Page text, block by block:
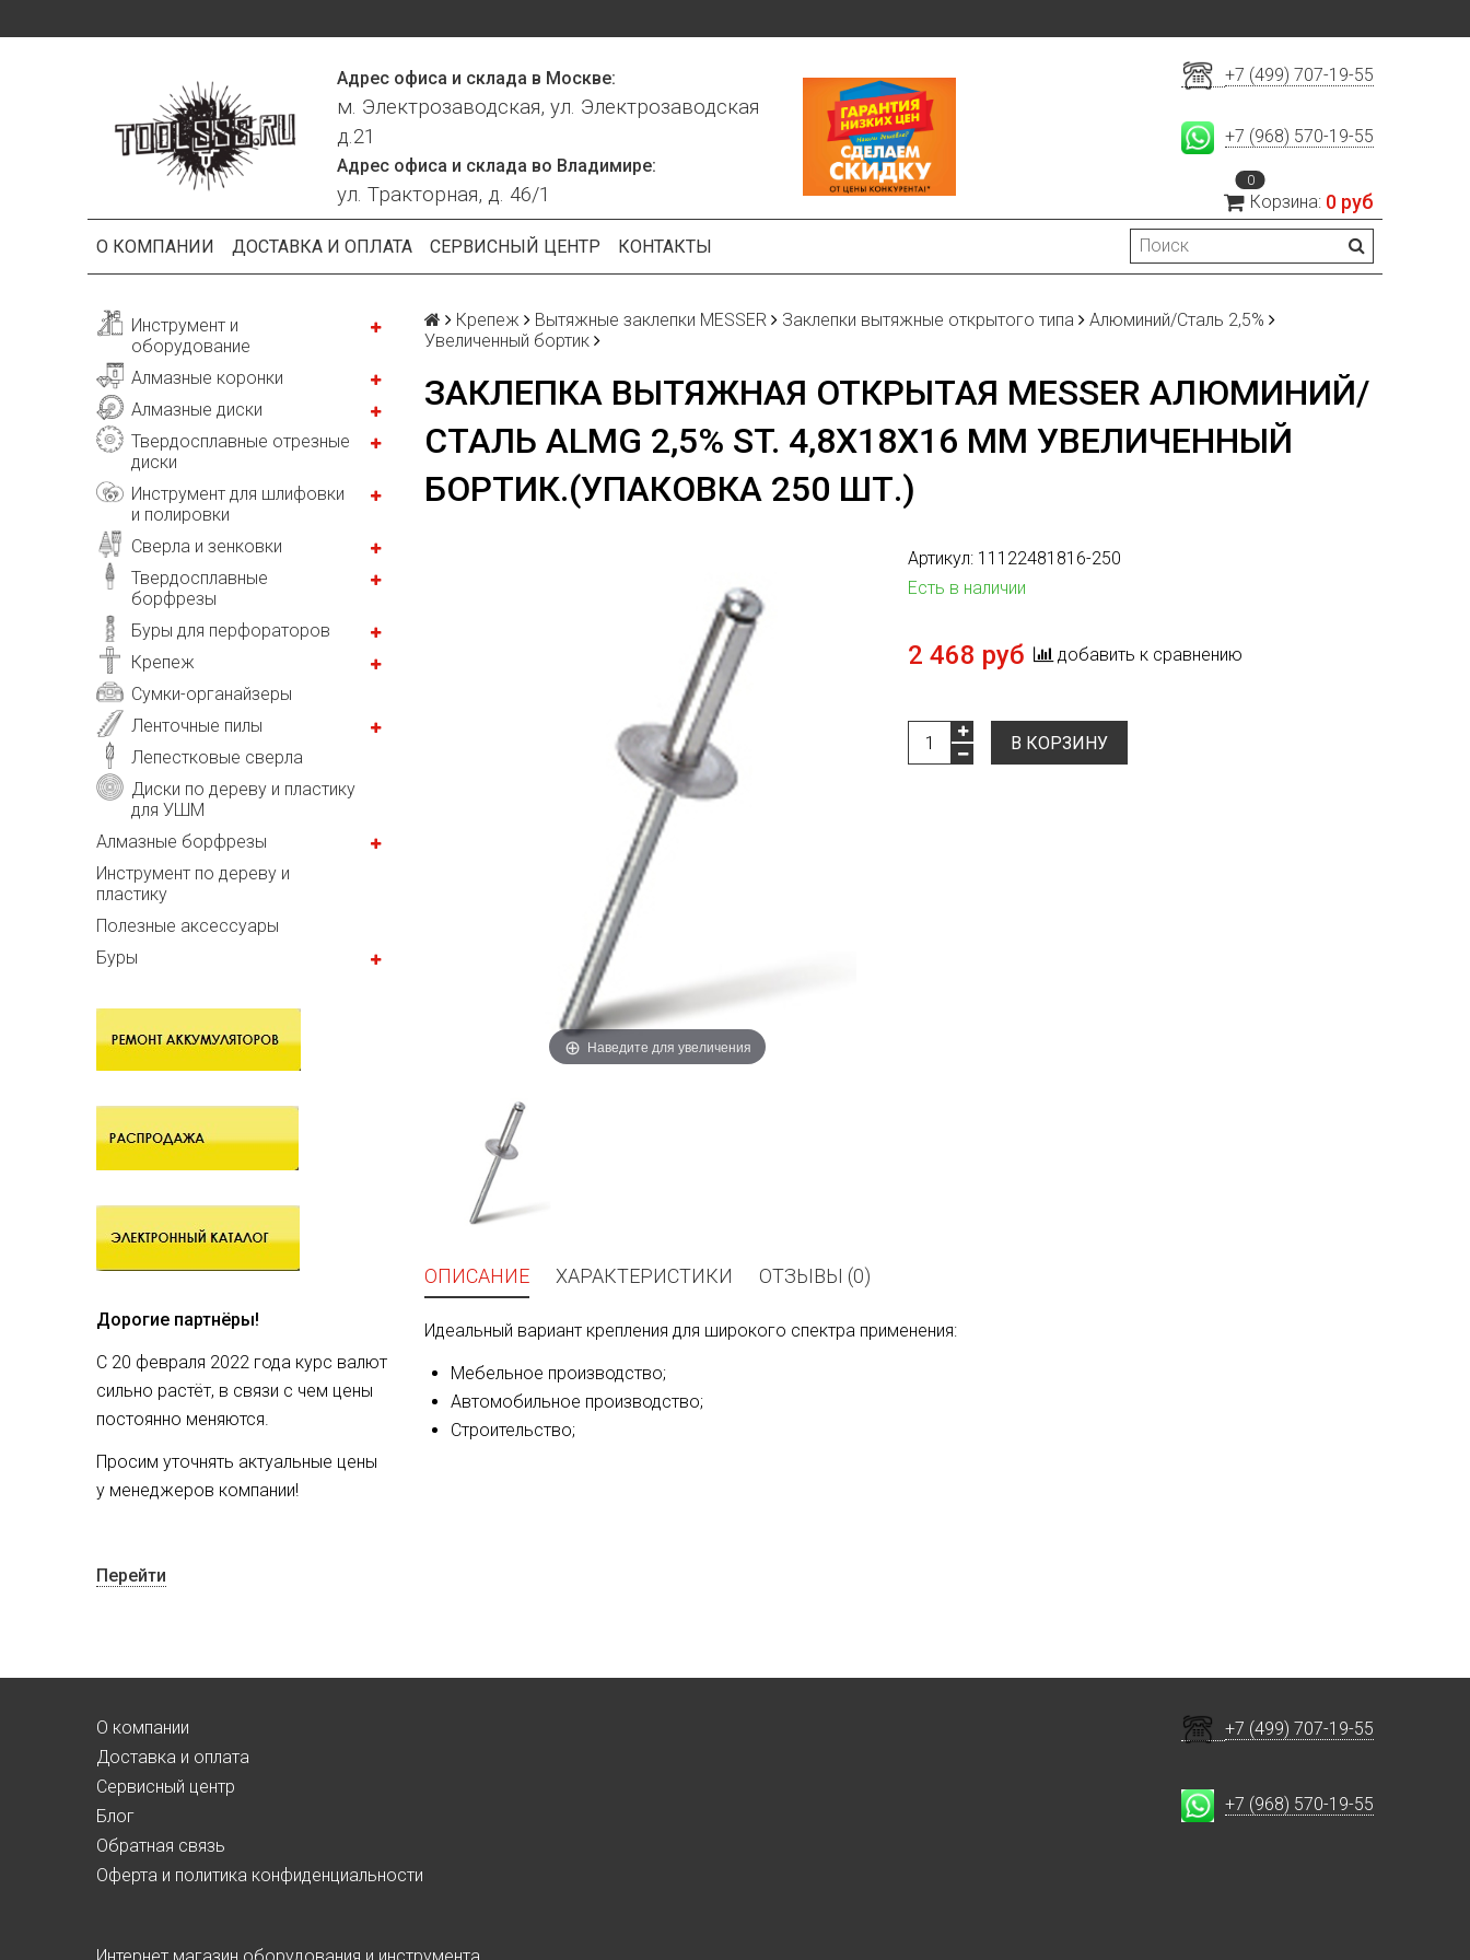
Адрес офиса и склада в Москве:
м. Электрозаводская, ул. Электрозаводская
д.21
Адрес офиса и склада во Владимире:
ул. Тракторная, д. 46/1
+7 (499) 707-19-55
+7 (968) 570-19-55
0
Корзина: 0 руб
О КОМПАНИИ ДОСТАВКА И ОПЛАТА СЕРВИСНЫЙ ЦЕНТР КОНТАКТЫ
Инструмент и
оборудование
Алмазные коронки
Алмазные диски
Твердосплавные отрезные
диски
Инструмент для шлифовки
и полировки
Сверла и зенковки
Твердосплавные
борфрезы
Буры для перфораторов
Крепеж
Сумки-органайзеры
Ленточные пилы
Лепестковые сверла
Диски по дереву и пластику
для УШМ
Алмазные борфрезы
Инструмент по дереву и
пластику
Полезные аксессуары
Буры
Дорогие партнёры!
С 20 февраля 2022 года курс валют
сильно растёт, в связи с чем цены
постоянно меняются.
Просим уточнять актуальные цены
у менеджеров компании!
Перейти
Крепеж Вытяжные заклепки MESSER Заклепки вытяжные открытого типа
Алюминий/Сталь 2,5%
Увеличенный бортик
ЗАКЛЕПКА ВЫТЯЖНАЯ ОТКРЫТАЯ MESSER АЛЮМИНИЙ/
СТАЛЬ ALMG 2,5% ST. 4,8Х18Х16 ММ УВЕЛИЧЕННЫЙ
БОРТИК.(УПАКОВКА 250 ШТ.)
Наведите для увеличения
Артикул: 11122481816-250
Есть в наличии
2 468 руб добавить к сравнению
В КОРЗИНУ
ОПИСАНИЕ ХАРАКТЕРИСТИКИ ОТЗЫВЫ (0)
Идеальный вариант крепления для широкого спектра применения:
Мебельное производство;
Автомобильное производство;
Строительство;
О компании
Доставка и оплата
Сервисный центр
Блог
Обратная связь
Оферта и политика конфиденциальности
+7 (499) 707-19-55
+7 (968) 570-19-55